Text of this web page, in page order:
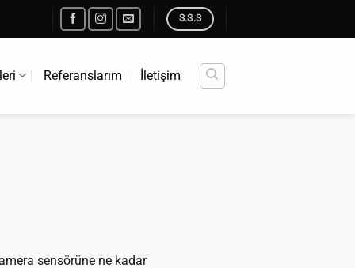
S.S.S
Referanslarım İletişim
sensörüne ne kadar